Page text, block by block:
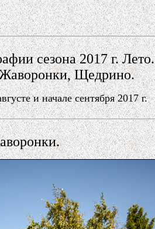
сезона 2017 г. Лето.
Щедрино.
и начале сентября 2017 г.